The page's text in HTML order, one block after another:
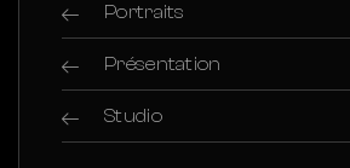
Portraits
Présentation
Studio